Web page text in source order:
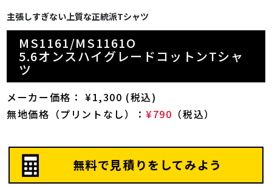
主張しすぎない上質な正統派Tシャツ
MS1161/MS1161O
5.6オンスハイグレードコットンTシャ
ツ
メーカー価格： ¥1,300 (税込)
無地価格（プリントなし）： ¥790 （税込）
無料で見積りをしてみよう